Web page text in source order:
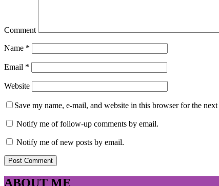
Comment
Name *
Email *
Website
Save my name, e-mail, and website in this browser for the
Notify me of follow-up comments by email.
Notify me of new posts by email.
ABOUT ME